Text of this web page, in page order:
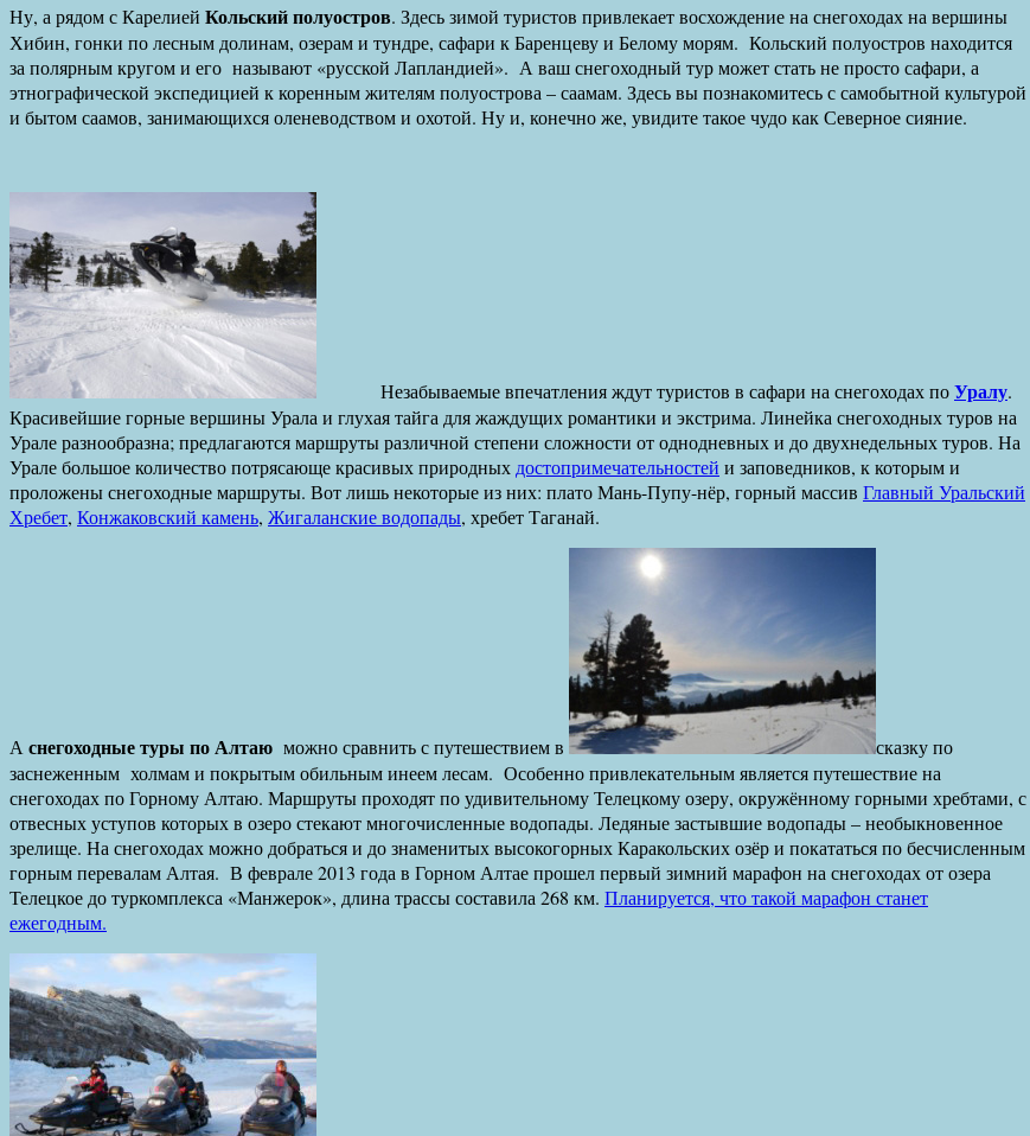
Ну, а рядом с Карелией Кольский полуостров. Здесь зимой туристов привлекает восхождение на снегоходах на вершины
Хибин, гонки по лесным долинам, озерам и тундре, сафари к Баренцеву и Белому морям. Кольский полуостров находится
за полярным кругом и его называют «русской Лапландией». А ваш снегоходный тур может стать не просто сафари, а
этнографической экспедицией к коренным жителям полуострова – саамам. Здесь вы познакомитесь с самобытной культурой
и бытом саамов, занимающихся оленеводством и охотой. Ну и, конечно же, увидите такое чудо как Северное сияние.
Незабываемые впечатления ждут туристов в сафари на снегоходах поУралу.
Красивейшие горные вершины Урала и глухая тайга для жаждущих романтики и экстрима. Линейка снегоходных туров на
Урале разнообразна; предлагаются маршруты различной степени сложности от однодневных и до двухнедельных туров. На
Урале большое количество потрясающе красивых природных достопримечательностей и заповедников, к которым и
проложены снегоходные маршруты. Вот лишь некоторые из них: плато Мань-Пупу-нёр, горный массив Главный Уральский
Хребет, Конжаковский камень, Жигаланские водопады, хребет Таганай.
А снегоходные туры по Алтаю можно сравнить с путешествием в
сказку по
заснеженным холмам и покрытым обильным инеем лесам. Особенно привлекательным является путешествие на
снегоходах по Горному Алтаю. Маршруты проходят по удивительному Телецкому озеру, окружённому горными хребтами, с
отвесных уступов которых в озеро стекают многочисленные водопады. Ледяные застывшие водопады – необыкновенное
зрелище. На снегоходах можно добраться и до знаменитых высокогорных Каракольских озёр и покататься по бесчисленным
горным перевалам Алтая. В феврале 2013 года в Горном Алтае прошел первый зимний марафон на снегоходах от озера
Телецкое до туркомплекса «Манжерок», длина трассы составила 268 км. Планируется, что такой марафон станет
ежегодным.